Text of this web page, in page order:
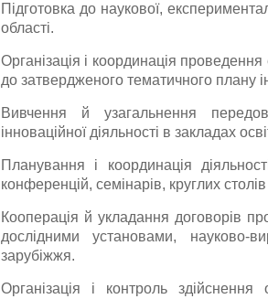
Підготовка до наукової,
області.
Організація і координація
до затвердженого тематичного плану
Вивчення й узагальнення
інноваційної діяльності в закладах
Планування і координація
конференцій, семінарів, круглих
Кооперація й укладання договорів
дослідними установами, науково-
зарубіжжя.
Організація і контроль